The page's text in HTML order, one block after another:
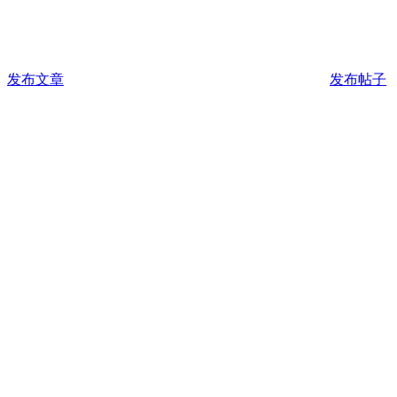
发布文章 发布帖子